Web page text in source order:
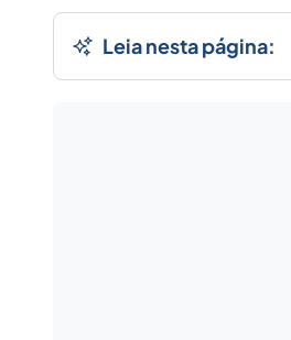
Leia nesta página: